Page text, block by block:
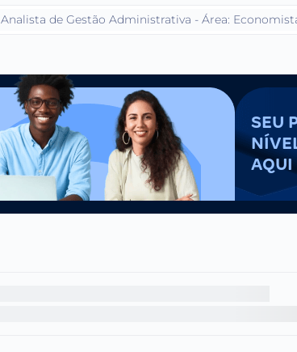
Analista de Gestão Administrativa - Área:
SEU
AQUI